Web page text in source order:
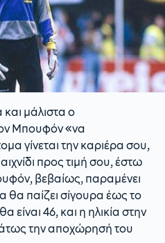
μάλιστα ο
Μπουφόν «να
γίνεται την καριέρα σου,
προς τιμή σου, έστω
βεβαίως, παραμένει
θα παίζει σίγουρα έως το
είναι 46, και η ηλικία στην
την αποχώρησή του